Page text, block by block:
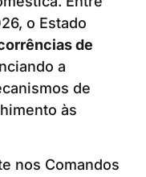
o Estado
de
a
de
às
nos Comandos